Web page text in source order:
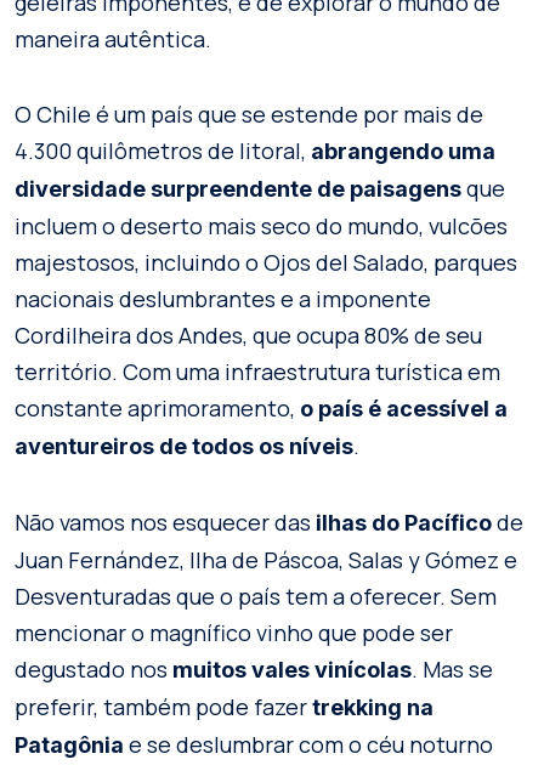
maneira autêntica.
O Chile é um país que se estende por mais de
4.300 quilômetros de litoral, abrangendo uma
diversidade surpreendente de paisagensque
incluem o deserto mais seco do mundo, vulcões
majestosos, incluindo o Ojos del Salado, parques
nacionais deslumbrantes e a imponente
Cordilheira dos Andes, que ocupa 80% de seu
território. Com uma infraestrutura turística em
constante aprimoramento, o país é acessível a
aventureiros de todos os níveis.
Não vamos nos esquecer das ilhas do Pacíficode
Juan Fernández, Ilha de Páscoa, Salas y Gómez e
Desventuradas que o país tem a oferecer. Sem
mencionar o magnífico vinho que pode ser
degustado nos muitos vales vinícolas. Mas se
preferir, também pode fazertrekking na
Patagônia e se deslumbrar com o céu noturno